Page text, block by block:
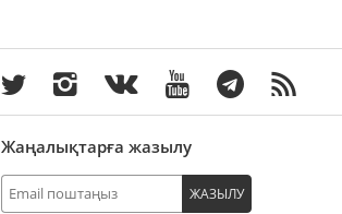
Жаңалықтарға жазылу
ЖАЗЫЛУ